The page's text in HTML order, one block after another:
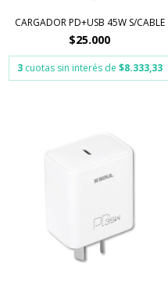
CARGADOR PD+USB 45W S/CABLE
$25.000
3 cuotas sin interés de $8.333,33